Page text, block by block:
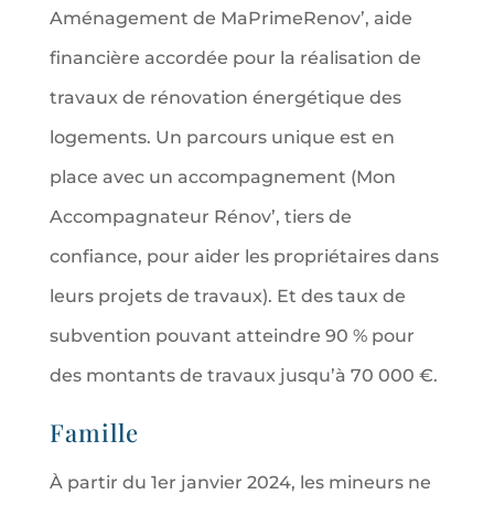
Aménagement de MaPrimeRenov’, aide
financière accordée pour la réalisation de
travaux de rénovation énergétique des
logements. Un parcours unique est en
place avec un accompagnement (Mon
Accompagnateur Rénov’, tiers de
confiance, pour aider les propriétaires dans
leurs projets de travaux). Et des taux de
subvention pouvant atteindre 90 % pour
des montants de travaux jusqu’à 70 000 €.
Famille
À partir du 1er janvier 2024, les mineurs ne